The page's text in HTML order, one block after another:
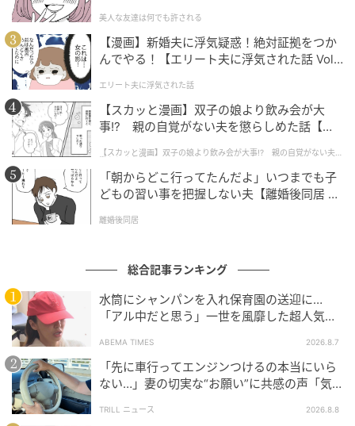
ウーマンエキサイト
美人な友達は何でも許される
【漫画】新婚夫に浮気疑惑！絶対証拠をつか
んでやる！【エリート夫に浮気された話 Vol.
エリート夫に浮気された話
【スカッと漫画】双子の娘より飲み会が大
事!? 親の自覚がない夫を懲らしめた話【第1
【スカッと漫画】双子の娘より飲み会が大事!? 親の自覚がない夫を
懲らしめた話
「朝からどこ行ってたんだよ」いつまでも子
どもの習い事を把握しない夫【離婚後同居 Vo
離婚後同居
総合記事ランキング
水筒にシャンパンを入れ保育園の送迎に…
「アル中だと思う」一世を風靡した超人気タ
ABEMA TIMES 2026.8.7
「先に車行ってエンジンつけるの本当にいら
ない…」妻の切実な“お願い”に共感の声「気
TRILL ニュース 2026.8.8